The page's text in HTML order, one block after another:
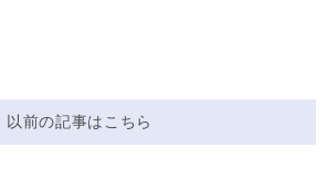
以前の記事はこちら